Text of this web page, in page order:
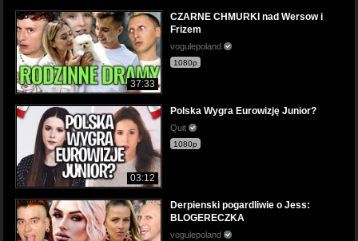
37:33
CZARNE CHMURKI nad Wersow i
Frizem
vogulepoland
1080p
03:12
Polska Wygra Eurowizję Junior?
Quit
1080p
Derpienski pogardliwie o Jess:
BLOGERECZKA
vogulepoland